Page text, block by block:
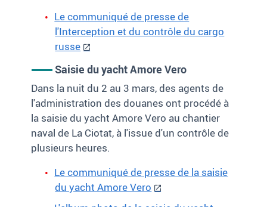
Le communiqué de presse de
l'Interception et du contrôle du cargo
russe
Saisie du yacht Amore Vero
Dans la nuit du 2 au 3 mars, des agents de
l'administration des douanes ont procédé à
la saisie du yacht Amore Vero au chantier
naval de La Ciotat, à l'issue d'un contrôle de
plusieurs heures.
Le communiqué de presse de la saisie
du yacht Amore Vero